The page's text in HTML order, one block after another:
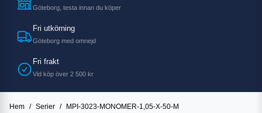
Göteborg, testa innan du köper
Fri utkörning
Göteborg med omnejd
Fri frakt
Vid köp över 2 500 kr
Hem / Serier / MPI-3023-MONOMER-1,05-X-50-M